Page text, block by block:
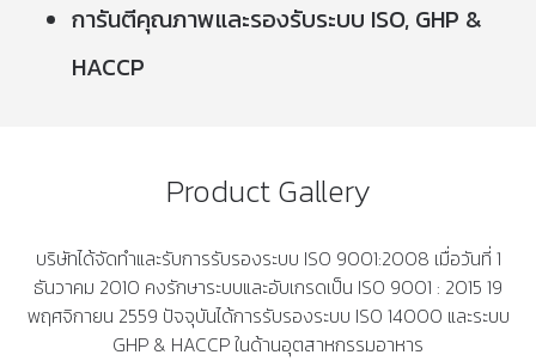
การันตีคุณภาพและรองรับระบบ ISO, GHP &
HACCP
Product Gallery
บริษัทได้จัดทำและรับการรับรองระบบ ISO 9001:2008 เมื่อวันที่ 1
ธันวาคม 2010 คงรักษาระบบและอับเกรดเป็น ISO 9001 : 2015 19
พฤศจิกายน 2559 ปัจจุบันได้การรับรองระบบ ISO 14000 และระบบ
GHP & HACCP ในด้านอุตสาหกรรมอาหาร